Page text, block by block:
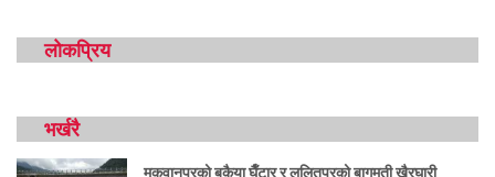
लोकप्रिय
भर्खरै
मकवानपुरको बकैया घैँटार र ललितपुरको बागमती खैरघारी